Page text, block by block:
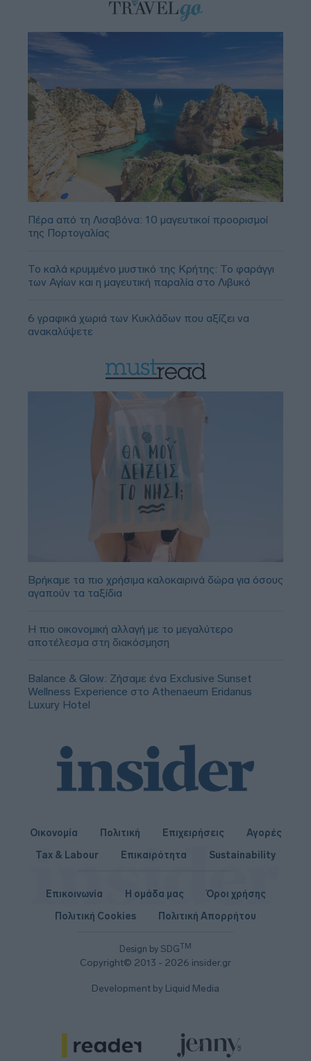
Πέρα από τη Λισαβόνα: 10 μαγευτικοί προορισμοί
της Πορτογαλίας
Το καλά κρυμμένο μυστικό της Κρήτης: Το φαράγγι
των Αγίων και η μαγευτική παραλία στο Λιβυκό
6 γραφικά χωριά των Κυκλάδων που αξίζει να
ανακαλύψετε
Βρήκαμε τα πιο χρήσιμα καλοκαιρινά δώρα για όσους
αγαπούν τα ταξίδια
Η πιο οικονομική αλλαγή με το μεγαλύτερο
αποτέλεσμα στη διακόσμηση
Balance & Glow: Ζήσαμε ένα Exclusive Sunset
Wellness Experience στο Athenaeum Eridanus
Luxury Hotel
Οικονομία Πολιτική Επιχειρήσεις
Αγορές
Tax & Labour
Επικαιρότητα Sustainability
Design by SDGTM
Copyright© 2013 - 2026 insider.gr
Επικοινωνία Η ομάδα μας
Όροι χρήσης
Πολιτική Cookies
Πολιτική Απορρήτου
Development by Liquid Media